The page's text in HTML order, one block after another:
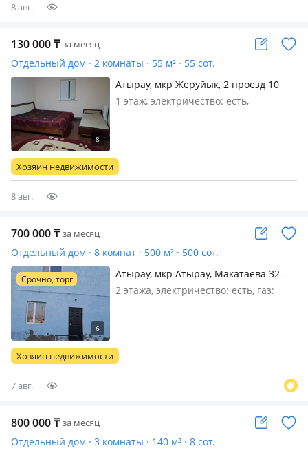
8 авг.
130 000₸ за месяц
Отдельный дом · 2 комнаты · 55 м² · 55 сот.
Атырау, мкр Жеруйык, 2 проезд 10
1 этаж, электричество: есть,
аптеки, школы и детские сады
Хозяин недвижимости
8 авг.
700 000₸ за месяц
Отдельный дом · 8 комнат · 500 м² · 500 сот.
Срочно, торг
Атырау, мкр Атырау, Макатаева 32 —
Школа 4 Гагарина
2 этажа, электричество: есть, газ:
асфальт рядом школа Гагарина. на
долгий срок
Хозяин недвижимости
7 авг.
800 000₸ за месяц
Отдельный дом · 3 комнаты · 140 м² · 8 сот.